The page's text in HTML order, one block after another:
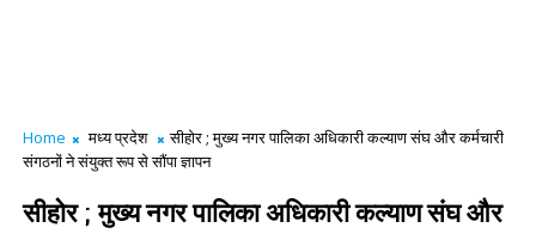
Home मध्य प्रदेश
सीहोर ; मुख्य नगर पालिका अधिकारी कल्याण संघ और कर्मचारी
संगठनों ने संयुक्त रूप से सौंपा ज्ञापन
सीहोर ; मुख्य नगर पालिका अधिकारी कल्याण संघ और